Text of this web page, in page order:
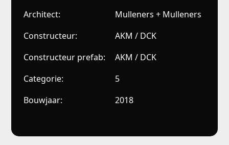
Architect:
Mulleners + Mulleners
Constructeur:
AKM / DCK
Constructeur prefab:
AKM / DCK
Categorie:
5
Bouwjaar:
2018